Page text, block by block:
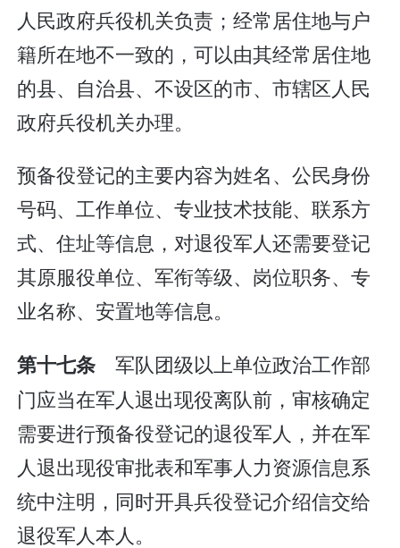
人民政府兵役机关负责；经常居住地与户
籍所在地不一致的，可以由其经常居住地
的县、自治县、不设区的市、市辖区人民
政府兵役机关办理。
预备役登记的主要内容为姓名、公民身份
号码、工作单位、专业技术技能、联系方
式、住址等信息，对退役军人还需要登记
其原服役单位、军衔等级、岗位职务、专
业名称、安置地等信息。
第十七条军队团级以上单位政治工作部
门应当在军人退出现役离队前，审核确定
需要进行预备役登记的退役军人，并在军
人退出现役审批表和军事人力资源信息系
统中注明，同时开具兵役登记介绍信交给
退役军人本人。